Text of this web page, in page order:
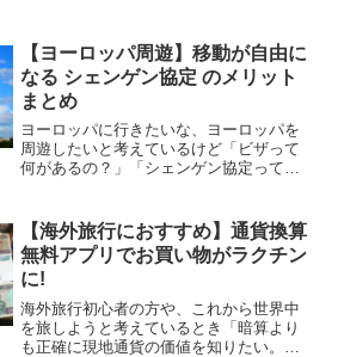
り現金に変えたりできるサイトの「招
待・紹介コード」です。各種...
【ヨーロッパ周遊】移動が自由に
なる シェンゲン協定 のメリット
まとめ
ヨーロッパに行きたいな、ヨーロッパを
周遊したいと考えているけど「ビザって
何があるの？」「シェンゲン協定って聞
らい滞在できるの？」とお悩みではあり
ませんか？シェンゲン協定（S...
【海外旅行におすすめ】通貨換算
無料アプリでお買い物がラクチン
に!
海外旅行初心者の方や、これから世界中
を旅しようと考えているとき「暗算より
も正確に現地通貨の価値を知りたい。毎